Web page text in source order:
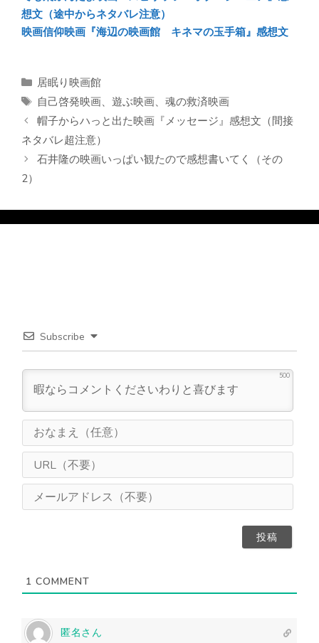
想文（途中からネタバレ注意）
映画信仰映画『海辺の映画館 キネマの玉手箱』感想文
カ
テ
ゴ
リ
ー
居眠り映画館
タ
グ
自己啓発映画、 遊ぶ映画、 魂の救済映画
帽子からハっと出た映画『メッセージ』感想文（間接
ネタバレ超注意）
石井隆の映画いっぱい観たので感想書いてく（その
2）
Subscribe
500
ま
（
意
L
（
1 COMMENT
匿名さん